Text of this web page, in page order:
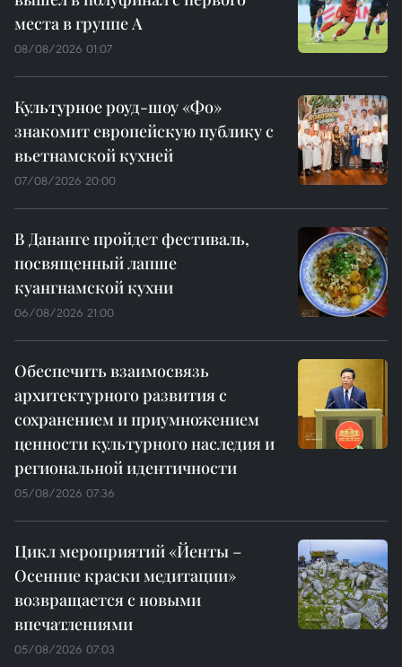
места в группе A
08/08/2026 01:07
Культурное роуд-шоу «Фо»
знакомит европейскую публику с
вьетнамской кухней
07/08/2026 20:00
В Дананге пройдет фестиваль,
посвященный лапше
куангнамской кухни
06/08/2026 21:00
Обеспечить взаимосвязь
архитектурного развития с
сохранением и приумножением
ценности культурного наследия и
региональной идентичности
05/08/2026 07:36
Цикл мероприятий «Йенты –
Осенние краски медитации»
возвращается с новыми
впечатлениями
05/08/2026 07:03